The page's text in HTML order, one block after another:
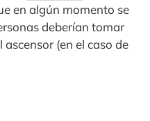
en algún momento se
deberían tomar
(en el caso de